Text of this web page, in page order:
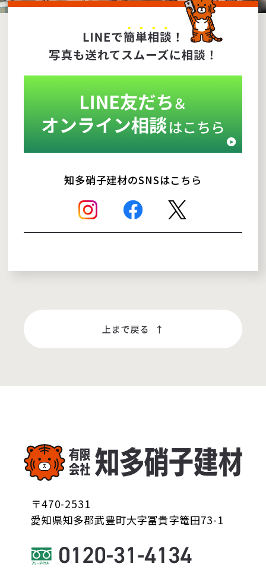
知多硝子建材のSNSはこちら
〒470-2531
愛知県知多郡武豊町大字冨貴字篭田73-1